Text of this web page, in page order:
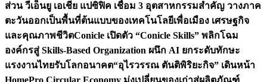
ส่วน วีเอ็นยู เอเชีย แปซิฟิค เชื่อม 3 อุตสาหกรรมสำคัญ วางภาค
ตะวันออกเป็นพื้นที่ต้นแบบของเทคโนโลยีเพื่อเมือง เศรษฐกิจ
และคุณภาพชีวิตConicle เปิดตัว “Conicle Skills” พลิกโฉม
องค์กรสู่ Skills-Based Organization ผนึก AI ยกระดับทักษะ
แรงงานไทยรับโลกอนาคต“อุไรวรรณ ตันติพิริยะกิจ” เดินหน้า
HomePro Circular Economy มุ่งเปลี่ยนของเก่าสู่ผลิตภัณฑ์